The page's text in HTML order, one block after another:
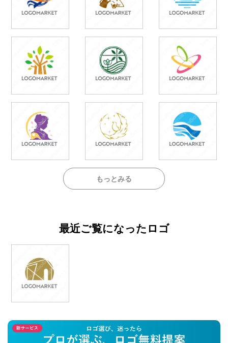
もっとみる
最近ご覧になったロゴ